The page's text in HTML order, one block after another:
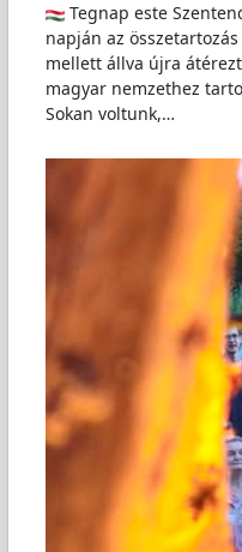
Tegnap este
napján az
mellett állva újra
magyar nemzethez
Sokan voltunk,…